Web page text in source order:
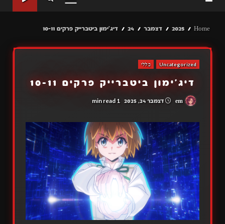
PRIMARY
Home
2025 דצמבר 24 דיג'ימון ביטברייק פרקים 10-11
Uncategorized כללי
דיג'ימון ביטברייק פרקים 10-11
דצמבר 24, 2025 1 min read